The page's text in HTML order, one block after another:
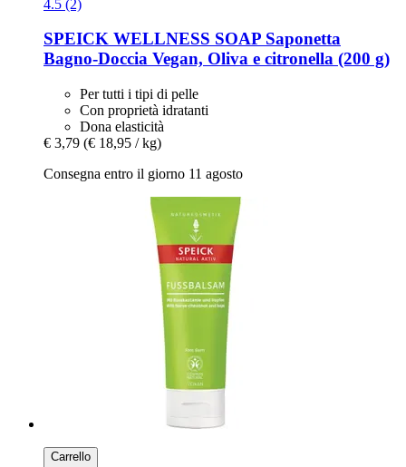
4.5 (2)
SPEICK WELLNESS SOAP Saponetta
Bagno-​Doccia Vegan, Oliva e citronella (200 g)
Per tutti i tipi di pelle
Con proprietà idratanti
Dona elasticità
€ 3,79 (€ 18,95 / kg)
Consegna entro il giorno 11 agosto
Carrello